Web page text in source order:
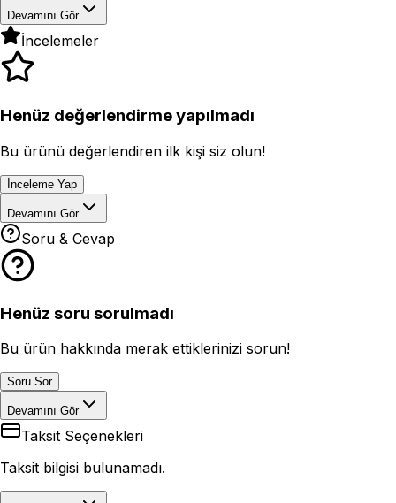
Devamını Gör
İncelemeler
Henüz değerlendirme yapılmadı
Bu ürünü değerlendiren ilk kişi siz olun!
İnceleme Yap
Devamını Gör
Soru & Cevap
Henüz soru sorulmadı
Bu ürün hakkında merak ettiklerinizi sorun!
Soru Sor
Devamını Gör
Taksit Seçenekleri
Taksit bilgisi bulunamadı.